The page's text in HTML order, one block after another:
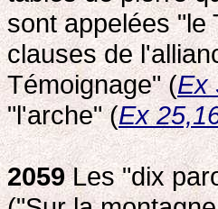
sont appelées "le
clauses de
Témoignage" (Ex
"l'arche" (Ex
2059Les "dix